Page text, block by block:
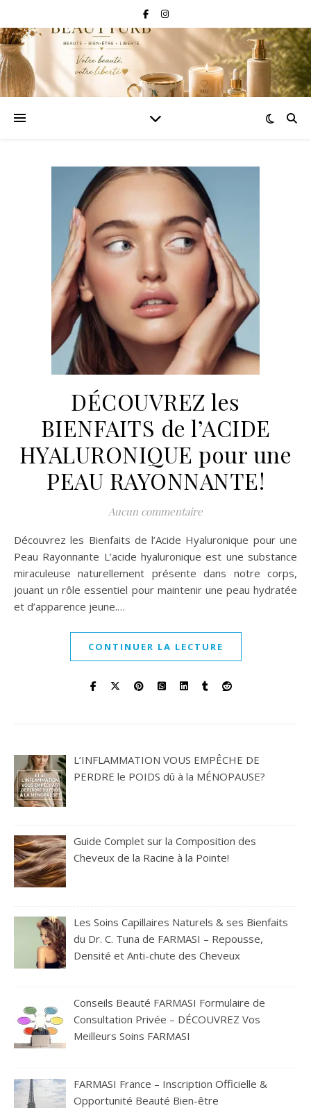
DÉCOUVREZ les
BIENFAITS de l’ACIDE
HYALURONIQUE pour une
PEAU RAYONNANTE!
Aucun commentaire
Découvrez les Bienfaits de l’Acide Hyaluronique pour une
Peau Rayonnante L’acide hyaluronique est une substance
miraculeuse naturellement présente dans notre corps,
jouant un rôle essentiel pour maintenir une peau hydratée
et d’apparence jeune.…
CONTINUER LA LECTURE
L’INFLAMMATION VOUS EMPÊCHE DE
PERDRE le POIDS dû à la MÉNOPAUSE?
Guide Complet sur la Composition des
Cheveux de la Racine à la Pointe!
Les Soins Capillaires Naturels & ses Bienfaits
du Dr. C. Tuna de FARMASI – Repousse,
Densité et Anti-chute des Cheveux
Conseils Beauté FARMASI Formulaire de
Consultation Privée – DÉCOUVREZ Vos
Meilleurs Soins FARMASI
FARMASI France – Inscription Officielle &
Opportunité Beauté Bien-être